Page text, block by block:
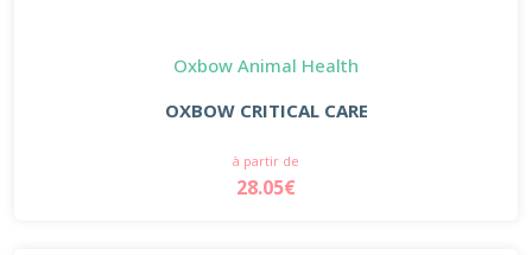
Oxbow Animal Health
OXBOW CRITICAL CARE
à partir de
28.05€